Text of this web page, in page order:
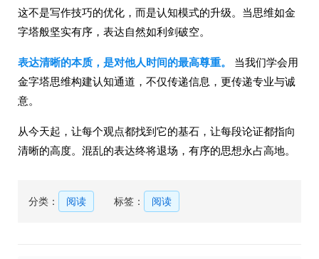
这不是写作技巧的优化，而是认知模式的升级。当思维如金
字塔般坚实有序，表达自然如利剑破空。
表达清晰的本质，是对他人时间的最高尊重。
当我们学会用
金字塔思维构建认知通道，不仅传递信息，更传递专业与诚
意。
从今天起，让每个观点都找到它的基石，让每段论证都指向
清晰的高度。混乱的表达终将退场，有序的思想永占高地。
分类： 阅读 标签： 阅读